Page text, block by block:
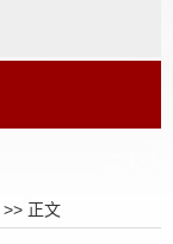
>> 正文